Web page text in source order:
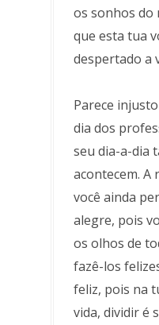
os sonhos do
que esta tua
despertado a
Parece
dia dos
seu dia-a-dia
acontecem. A
você ainda
alegre, pois
os olhos de
fazê-los
feliz, pois na
vida, dividir é